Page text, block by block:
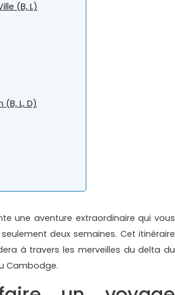
(B, L)
L, D)
une aventure extraordinaire qui vous
deux semaines. Cet itinéraire
à travers les merveilles du delta du
Cambodge.